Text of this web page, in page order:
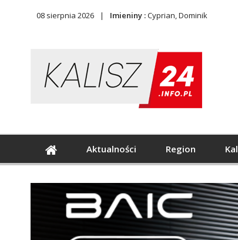
08 sierpnia 2026 Imieniny :Cyprian, Dominik
Aktualności Region